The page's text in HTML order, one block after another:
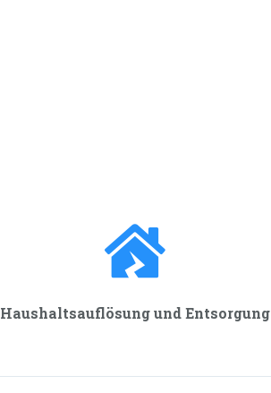
Haushalts­auflösung und Entsorgung